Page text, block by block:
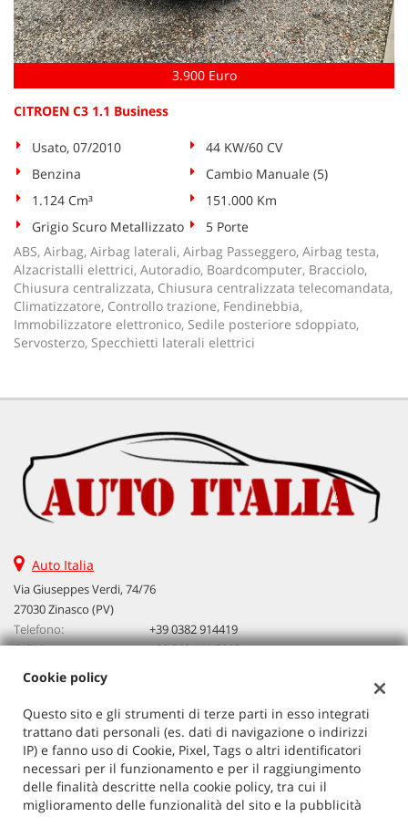
3.900 Euro
CITROEN C3 1.1 Business
Usato, 07/2010
44 KW/60 CV
Benzina
Cambio Manuale (5)
1.124 Cm³
151.000 Km
Grigio Scuro Metallizzato
5 Porte
ABS, Airbag, Airbag laterali, Airbag Passeggero, Airbag testa,
Alzacristalli elettrici, Autoradio, Boardcomputer, Bracciolo,
Chiusura centralizzata, Chiusura centralizzata telecomandata,
Climatizzatore, Controllo trazione, Fendinebbia,
Immobilizzatore elettronico, Sedile posteriore sdoppiato,
Servosterzo, Specchietti laterali elettrici
Auto Italia
Via Giuseppes Verdi, 74/76
27030 Zinasco (PV)
Telefono:
+39 0382 914419
Cellulare:
+39 340 141 5990
Email:
Dati fiscali:
Auto Italia
VIA G. VERDI 74/76, ZINASCO
C.F/P.IVA:02603520186
Cookie policy
Questo sito e gli strumenti di terze parti in esso integrati
trattano dati personali (es. dati di navigazione o indirizzi
IP) e fanno uso di Cookie, Pixel, Tags o altri identificatori
necessari per il funzionamento e per il raggiungimento
delle finalità descritte nella cookie policy, tra cui il
miglioramento delle funzionalità del sito e la pubblicità
Cookie necessari
Cookie per il miglioramento dell'esperienza utente
Cookie analitici
Cookie di marketing
Leggi
la
impostazioni